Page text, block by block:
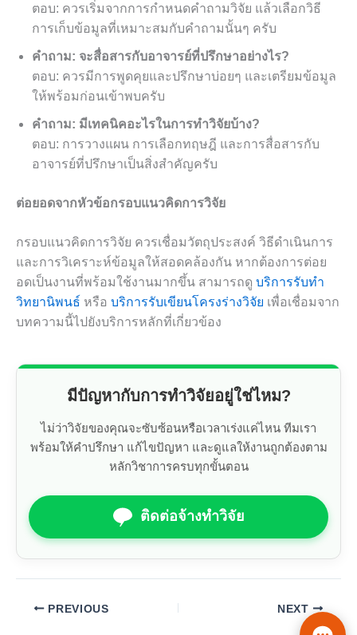
ตอบ: ควรเริ่มจากการกำหนดคำถามวิจัย แล้วเลือกวิธี
การเก็บข้อมูลที่เหมาะสมกับคำถามนั้นๆ ครับ
คำถาม: จะสื่อสารกับอาจารย์ที่ปรึกษาอย่างไร?
ตอบ: ควรมีการพูดคุยและปรึกษาบ่อยๆ และเตรียมข้อมูล
ให้พร้อมก่อนเข้าพบครับ
คำถาม: มีเทคนิคอะไรในการทำวิจัยบ้าง?
ตอบ: การวางแผน การเลือกทฤษฎี และการสื่อสารกับ
อาจารย์ที่ปรึกษาเป็นสิ่งสำคัญครับ
ต่อยอดจากหัวข้อกรอบแนวคิดการวิจัย
กรอบแนวคิดการวิจัย ควรเชื่อมวัตถุประสงค์ วิธีดำเนินการ
และการวิเคราะห์ข้อมูลให้สอดคล้องกัน หากต้องการต่อย
อดเป็นงานที่พร้อมใช้งานมากขึ้น สามารถดู บริการรับทำ
วิทยานิพนธ์ หรือ บริการรับเขียนโครงร่างวิจัย เพื่อเชื่อมจาก
บทความนี้ไปยังบริการหลักที่เกี่ยวข้อง
มีปัญหากับการทำวิจัยอยู่ใช่ไหม?
ไม่ว่าวิจัยของคุณจะซับซ้อนหรือเวลาเร่งแค่ไหน ทีมเรา
พร้อมให้คำปรึกษา แก้ไขปัญหา และดูแลให้งานถูกต้องตาม
หลักวิชาการครบทุกขั้นตอน
ติดต่อจ้างทำวิจัย
PREVIOUS NEXT